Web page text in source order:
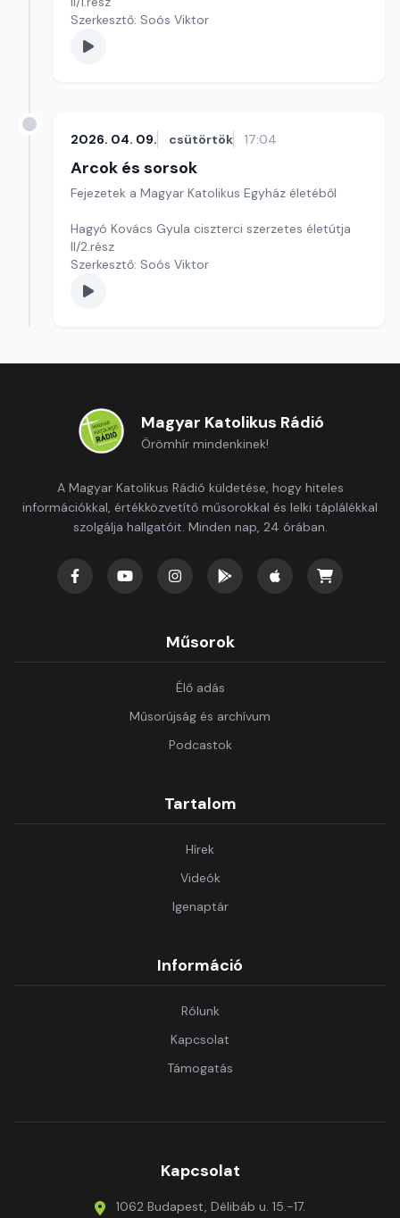
Szerkesztő: Soós Viktor
2026. 04. 09. csütörtök 17:04
Arcok és sorsok
Fejezetek a Magyar Katolikus Egyház életéből
Hagyó Kovács Gyula ciszterci szerzetes életútja
II/2.rész
Szerkesztő: Soós Viktor
Magyar Katolikus Rádió
Örömhír mindenkinek!
A Magyar Katolikus Rádió küldetése, hogy hiteles
információkkal, értékközvetítő műsorokkal és lelki táplálékkal
szolgálja hallgatóit. Minden nap, 24 órában.
Műsorok
Élő adás
Műsorújság és archívum
Podcastok
Tartalom
Hírek
Videók
Igenaptár
Információ
Rólunk
Kapcsolat
Támogatás
Kapcsolat
1062 Budapest, Délibáb u. 15.-17.